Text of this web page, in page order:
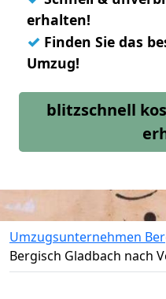
erhalten!
✓ Finden Sie das
Umzug!
blitzschnell
Umzugsunternehmen
Bergisch Gladbach nach